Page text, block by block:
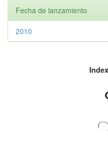
Fecha de lanzamiento
2010